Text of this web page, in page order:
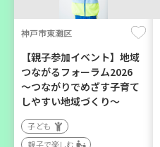
西牟婁郡上富田町岩田
「フードプラン上富田みか
ん」バスで行く 産地見学＆
生産者交流会
学び・体験 食
神戸市東灘区
【親子参加イベント】地域
つながるフォーラム2026
～つながりでめざす子育て
しやすい地域づくり～
子ども
親子で楽しむ